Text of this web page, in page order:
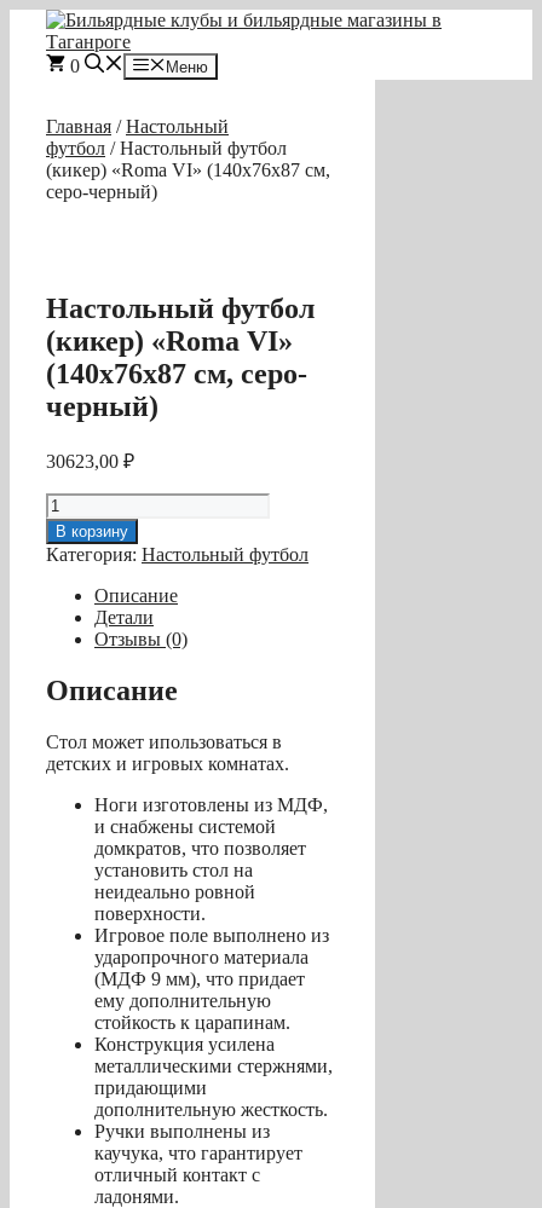
Перейти
содержимому
0 Меню
Главная /Настольный
футбол / Настольный футбол
(кикер) «Roma VI» (140x76x87 см,
серо-черный)
Настольный футбол
(кикер) «Roma VI»
(140x76x87 см, серо-
черный)
30623,00 ₽
Количество
товара
Настольный
футбол
(кикер)
«Roma
(140x76x87
см,
серо-
В корзину
Категория: Настольный футбол
Описание
Детали
Отзывы (0)
Описание
Стол может ипользоваться в
детских и игровых комнатах.
Ноги изготовлены из МДФ,
и снабжены системой
домкратов, что позволяет
установить стол на
неидеально ровной
поверхности.
Игровое поле выполнено из
ударопрочного материала
(МДФ 9 мм), что придает
ему дополнительную
стойкость к царапинам.
Конструкция усилена
металлическими стержнями,
придающими
дополнительную жесткость.
Ручки выполнены из
каучука, что гарантирует
отличный контакт с
ладонями.